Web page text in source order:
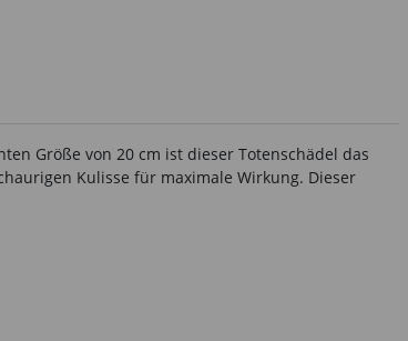
Größe von 20 cm ist dieser Totenschädel das
Kulisse für maximale Wirkung. Dieser